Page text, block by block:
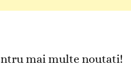
mai multe noutati!